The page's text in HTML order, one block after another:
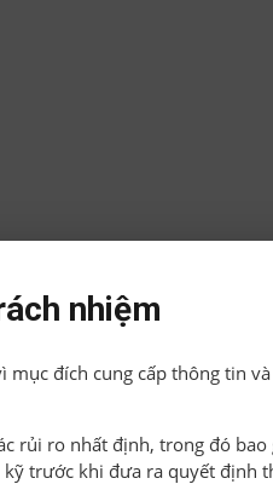
nhiệm
mục đích cung cấp thông tin và
rủi ro nhất định, trong đó bao
trước khi đưa ra quyết định